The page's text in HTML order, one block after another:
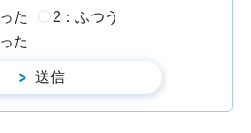
た
2：ふつう
た